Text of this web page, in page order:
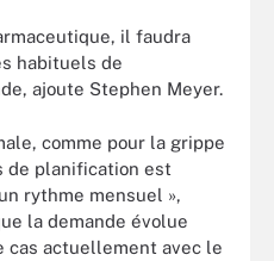
il faudra
habituels de
ajoute Stephen Meyer.
comme pour la grippe
de planification est
rythme mensuel »,
la demande évolue
cas actuellement avec le